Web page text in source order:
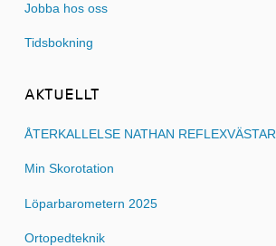
Jobba hos oss
Tidsbokning
AKTUELLT
ÅTERKALLELSE NATHAN REFLEXVÄSTAR
Min Skorotation
Löparbarometern 2025
Ortopedteknik